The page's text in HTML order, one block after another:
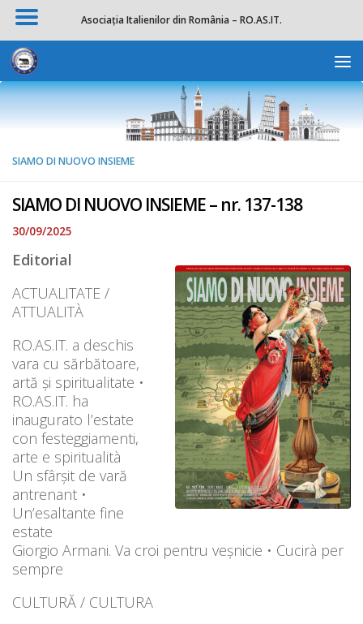
Skip to content
SIAMO DI NUOVO INSIEME
SIAMO DI NUOVO INSIEME – nr. 137-138
30/09/2025
Editorial
ACTUALITATE /
ATTUALITÀ
RO.AS.IT. a deschis
vara cu sărbătoare,
artă și spiritualitate •
RO.AS.IT. ha
inaugurato l’estate
con festeggiamenti,
arte e spiritualità
Un sfârșit de vară
antrenant •
Un’esaltante fine
estate
Giorgio Armani. Va croi pentru veșnicie • Cucirà per
sempre
CULTURĂ / CULTURA
Asociația Italienilor din România – RO.AS.IT.